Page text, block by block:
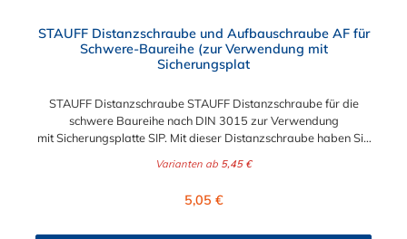
STAUFF Distanzschraube und Aufbauschraube AF für
Schwere-Baureihe (zur Verwendung mit
Sicherungsplat
STAUFF Distanzschraube STAUFF Distanzschraube für die
schwere Baureihe nach DIN 3015 zur Verwendung
mit Sicherungsplatte SIP. Mit dieser Distanzschraube haben Sie
Material der Distanzschraube ist phosphatierter Stahl.
Varianten ab 5,45 €
Regulärer Preis:
5,05 €